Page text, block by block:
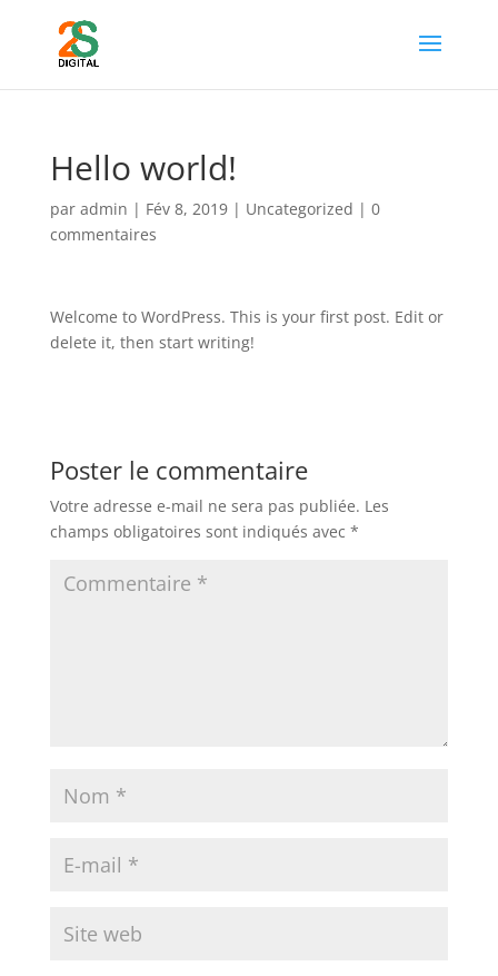
Hello world!
par admin | Fév 8, 2019| Uncategorized | 0
commentaires
Welcome to WordPress. This is your first post. Edit or
delete it, then start writing!
Poster le commentaire
Votre adresse e-mail ne sera pas publiée. Les
champs obligatoires sont indiqués avec *